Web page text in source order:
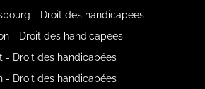
- Droit des handicapées
- Droit des handicapées
- Droit des handicapées
- Droit des handicapées